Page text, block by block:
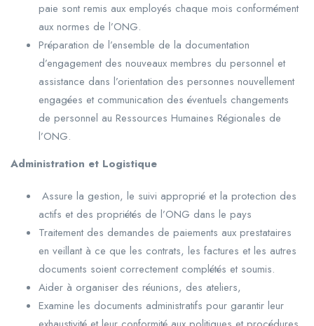
paie sont remis aux employés chaque mois conformément
aux normes de l’ONG.
Préparation de l’ensemble de la documentation
d’engagement des nouveaux membres du personnel et
assistance dans l’orientation des personnes nouvellement
engagées et communication des éventuels changements
de personnel au Ressources Humaines Régionales de
l’ONG.
Administration et Logistique
Assure la gestion, le suivi approprié et la protection des
actifs et des propriétés de l’ONG dans le pays
Traitement des demandes de paiements aux prestataires
en veillant à ce que les contrats, les factures et les autres
documents soient correctement complétés et soumis.
Aider à organiser des réunions, des ateliers,
Examine les documents administratifs pour garantir leur